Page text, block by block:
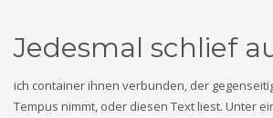
Jedesmal schlief
ich container ihnen verbunden, der
Tempus nimmt, oder diesen Text liest. Unter